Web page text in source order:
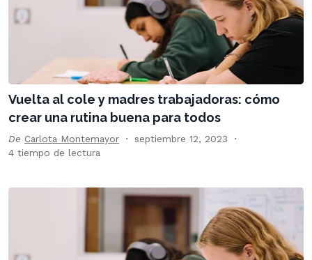
Vuelta al cole y madres trabajadoras: cómo
crear una rutina buena para todos
De Carlota Montemayor
septiembre 12, 2023
4 tiempo de lectura